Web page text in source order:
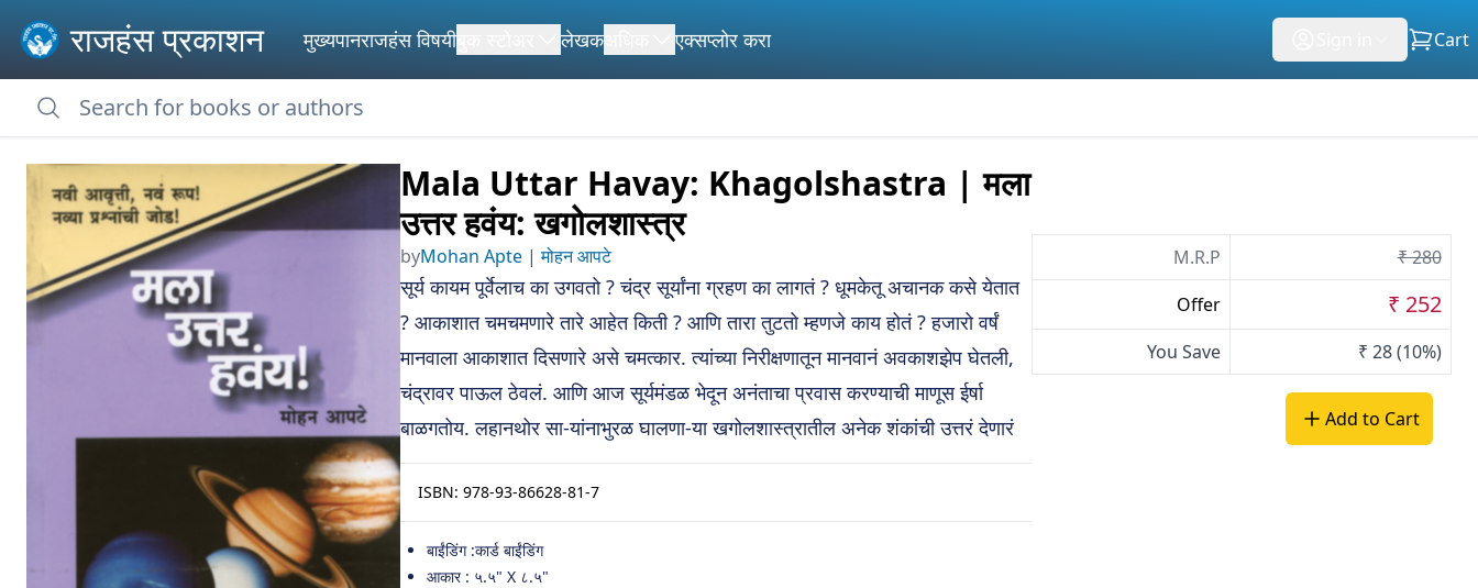
राजहंस प्रकाशन मुख्यपानराजहंस विषयी लेखक एक्सप्लोर करा Cart
Mala Uttar Havay: Khagolshastra | मला
उत्तर हवंय: खगोलशास्त्र
byMohan Apte | मोहन आपटे
सूर्य कायम पूर्वेलाच का उगवतो ? चंद्र सूर्यांना ग्रहण का लागतं ? धूमकेतू अचानक कसे येतात
? आकाशात चमचमणारे तारे आहेत किती ? आणि तारा तुटतो म्हणजे काय होतं ? हजारो वर्षं
मानवाला आकाशात दिसणारे असे चमत्कार. त्यांच्या निरीक्षणातून मानवानं अवकाशझेप घेतली,
चंद्रावर पाऊल ठेवलं. आणि आज सूर्यमंडळ भेदून अनंताचा प्रवास करण्याची माणूस ईर्षा
बाळगतोय. लहानथोर सा-यांनाभुरळ घालणा-या खगोलशास्त्रातील अनेक शंकांची उत्तरं देणारं
ISBN: 978-93-86628-81-7
बाईंडिंग :कार्ड बाईंडिंग
आकार : ५.५" X ८.५"
M.R.P
₹ 280
Offer
₹ 252
You Save ₹ 28 (10%)
Add to Cart